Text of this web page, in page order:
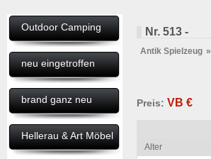
Outdoor Camping
neu eingetroffen
brand ganz neu
Hellerau & Art Möbel
Nr. 513 -
Antik Spielzeug »
Preis: VB €
Alter